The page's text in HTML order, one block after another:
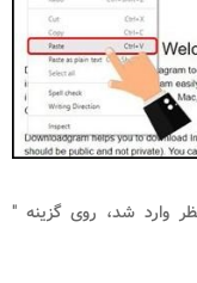
وارد شد، روی گزینه "